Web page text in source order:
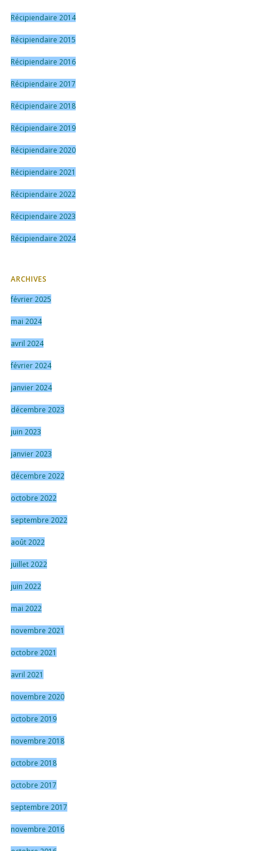
Récipiendaire 2014
Récipiendaire 2015
Récipiendaire 2016
Récipiendaire 2017
Récipiendaire 2018
Récipiendaire 2019
Récipiendaire 2020
Récipiendaire 2021
Récipiendaire 2022
Récipiendaire 2023
Récipiendaire 2024
ARCHIVES
février 2025
mai 2024
avril 2024
février 2024
janvier 2024
décembre 2023
juin 2023
janvier 2023
décembre 2022
octobre 2022
septembre 2022
août 2022
juillet 2022
juin 2022
mai 2022
novembre 2021
octobre 2021
avril 2021
novembre 2020
octobre 2019
novembre 2018
octobre 2018
octobre 2017
septembre 2017
novembre 2016